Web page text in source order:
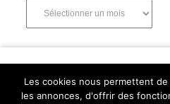
Les cookies nous permettent
les annonces, d'offrir des